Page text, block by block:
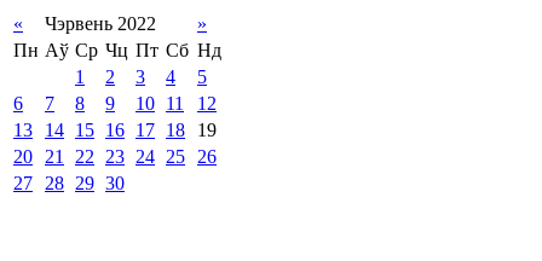
« Чэрвень 2022
»
Пн Аў Ср Чц Пт Сб Нд
1
2 3 4
5
6
7 8 9 10 11
12
13
14 15 16 17 18
19
20
21 22 23 24 25
26
27
28 29 30